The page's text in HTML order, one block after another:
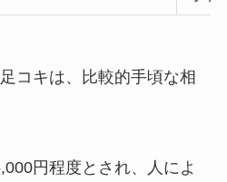
コキは、比較的手頃な相
円程度とされ、人によ